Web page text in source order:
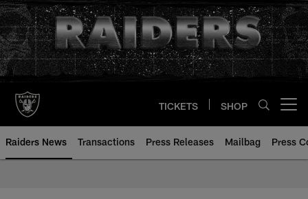
Skip
to
main
content
TICKETS SHOP
Raiders News Transactions Press Releases Mailbag Press